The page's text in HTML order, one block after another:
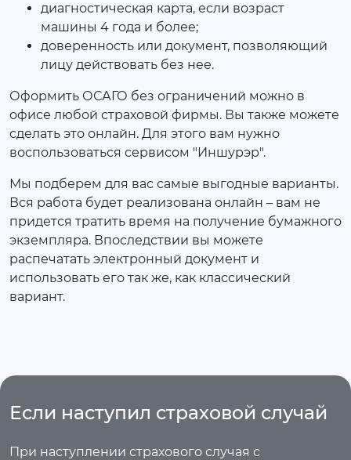
диагностическая карта, если возраст
машины 4 года и более;
доверенность или документ, позволяющий
лицу действовать без нее.
Оформить ОСАГО без ограничений можно в
офисе любой страховой фирмы. Вы также можете
сделать это онлайн. Для этого вам нужно
воспользоваться сервисом "Иншурэр".
Мы подберем для вас самые выгодные варианты.
Вся работа будет реализована онлайн – вам не
придется тратить время на получение бумажного
экземпляра. Впоследствии вы можете
распечатать электронный документ и
использовать его так же, как классический
вариант.
Если наступил страховой случай
При наступлении страхового случая с